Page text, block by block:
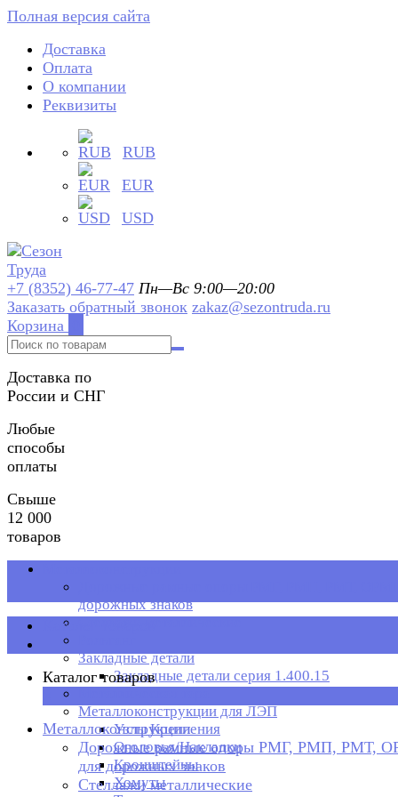
Полная версия сайта
Доставка
Оплата
О компании
Реквизиты
RUB
EUR
USD
+7 (8352) 46-77-47 Пн—Вс 9:00—20:00
Заказать обратный звонок zakaz@sezontruda.ru
Корзина
Доставка по
России и СНГ
Любые
способы
оплаты
Свыше
12 000
товаров
дорожных знаков
Стеллажи металлические
Закладные детали
Закладные детали серия 1.400.15
Металлоконструкции для ЛЭП
Узлы Крепления
Оголовья/Накладки
Кронштейны
Хомуты
Каталог товаров
Каталог товаров
Металлоконструкции
Дорожные рамные опоры РМГ, РМП, РМТ,
для дорожных знаков
Стеллажи металлические